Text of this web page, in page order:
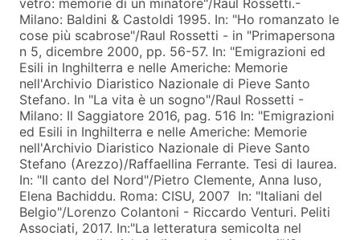
Milano: Baldini & Castoldi 1995. In: "Ho romanzato le
cose più scabrose"/Raul Rossetti - in "Primapersona
n 5, dicembre 2000, pp. 56-57. In: "Emigrazioni ed
Esili in Inghilterra e nelle Americhe: Memorie
nell'Archivio Diaristico Nazionale di Pieve Santo
Stefano. In "La vita è un sogno"/Raul Rossetti -
Milano: Il Saggiatore 2016, pag. 516 In: "Emigrazioni
ed Esili in Inghilterra e nelle Americhe: Memorie
nell'Archivio Diaristico Nazionale di Pieve Santo
Stefano (Arezzo)/Raffaellina Ferrante. Tesi di laurea.
In: "Il canto del Nord"/Pietro Clemente, Anna Iuso,
Elena Bachiddu. Roma: CISU, 2007 In: "Italiani del
Belgio"/Lorenzo Colantoni - Riccardo Venturi. Peliti
Associati, 2017. In:"La letteratura semicolta nel